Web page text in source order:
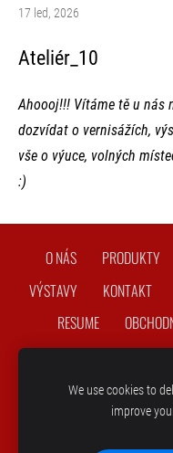
17 led, 2026
Ateliér_10
Ahoooj!!! Vítáme tě u nás
dozvídat o vernisážích,
vše o výuce, volných
:)
O NÁS PRODUKTY
VÝSTAVY
KONTAKT
RESUME
Bubenická škola
Divergence band|
We use cookies to
improve